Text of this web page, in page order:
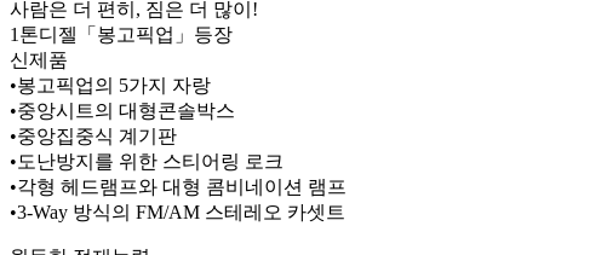
사람은 더 편히, 짐은 더 많이!
1톤디젤「봉고픽업」등장
신제품
•봉고픽업의 5가지 자랑
•중앙시트의 대형콘솔박스
•중앙집중식 계기판
•도난방지를 위한 스티어링 로크
•각형 헤드램프와 대형 콤비네이션 램프
•3-Way 방식의 FM/AM 스테레오 카셋트